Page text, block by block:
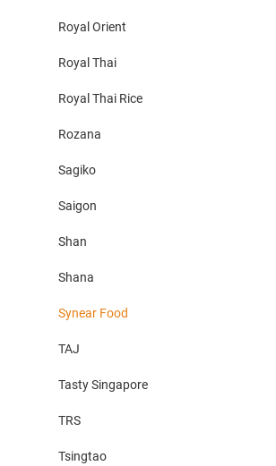
Royal Orient
Royal Thai
Royal Thai Rice
Rozana
Sagiko
Saigon
Shan
Shana
Synear Food
TAJ
Tasty Singapore
TRS
Tsingtao